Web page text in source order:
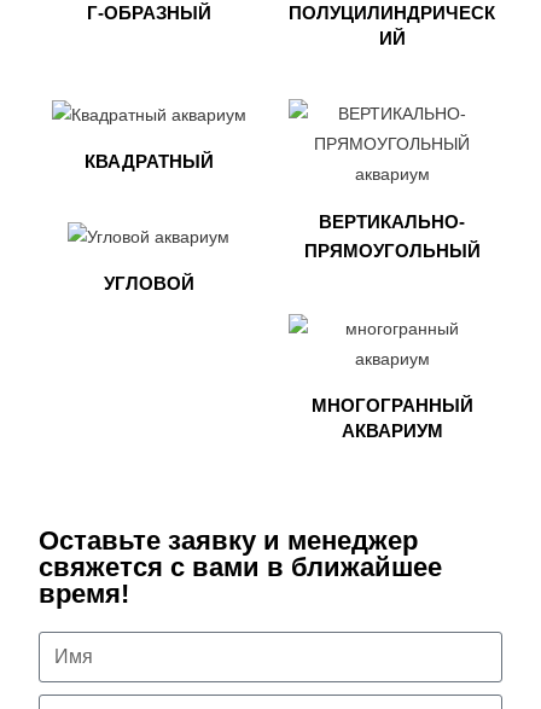
Г-ОБРАЗНЫЙ
ПОЛУЦИЛИНДРИЧЕСК
ИЙ
КВАДРАТНЫЙ
УГЛОВОЙ
ВЕРТИКАЛЬНО-
ПРЯМОУГОЛЬНЫЙ
МНОГОГРАННЫЙ
АКВАРИУМ
Оставьте заявку и менеджер
свяжется с вами в ближайшее
время!